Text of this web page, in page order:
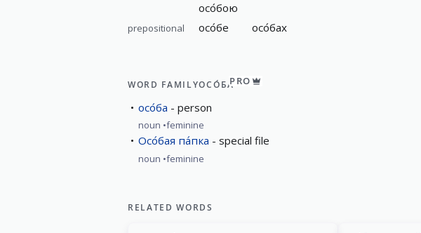
осо́бою
prepositional осо́бе осо́бах
WORD FAMILYОСО́БАPRO
осо́ба person
noun feminine
Осо́бая па́пка special file
noun feminine
RELATED WORDS